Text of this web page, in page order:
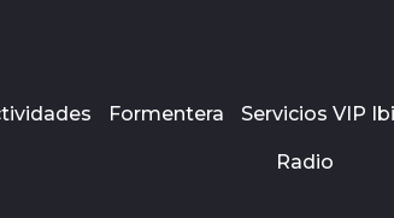
Formentera Servicios VIP
Radio